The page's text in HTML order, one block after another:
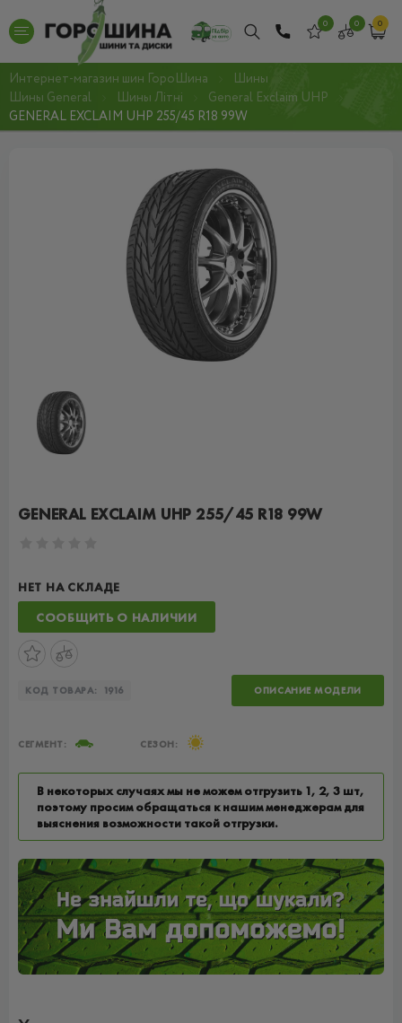
0 0 0
Интернет-магазин шин ГороШина
Шины
Шины General
Шины Літні
General Exclaim UHP
GENERAL EXCLAIM UHP 255/45 R18 99W
GENERAL EXCLAIM UHP 255/45 R18 99W
НЕТ НА СКЛАДЕ
СООБЩИТЬ О НАЛИЧИИ
КОД ТОВАРА: 1916 ОПИСАНИЕ МОДЕЛИ
СЕГМЕНТ: СЕЗОН:
В некоторых случаях мы не можем отгрузить 1, 2, 3 шт,
поэтому просим обращаться к нашим менеджерам для
выяснения возможности такой отгрузки.